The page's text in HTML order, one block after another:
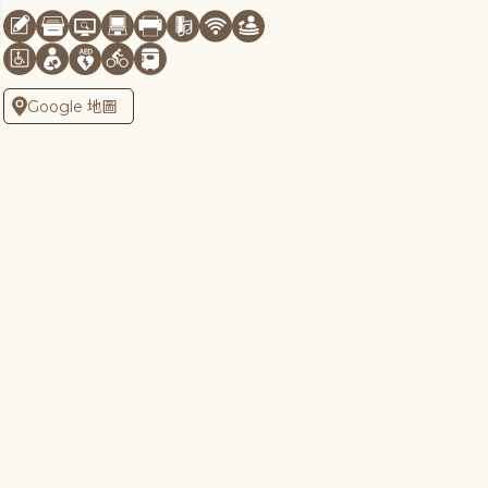
Google 地圖